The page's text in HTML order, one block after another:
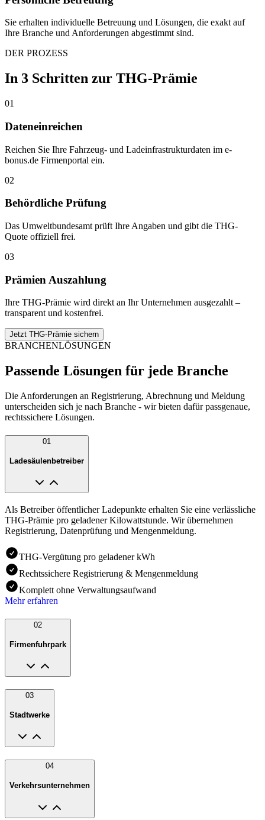
Sie erhalten individuelle Betreuung und Lösungen, die exakt auf
Ihre Branche und Anforderungen abgestimmt sind.
DER PROZESS
In 3 Schritten zur THG-Prämie
01
Dateneinreichen
Reichen Sie Ihre Fahrzeug- und Ladeinfrastrukturdaten im e-
bonus.de Firmenportal ein.
02
Behördliche Prüfung
Das Umweltbundesamt prüft Ihre Angaben und gibt die THG-
Quote offiziell frei.
03
Prämien Auszahlung
Ihre THG-Prämie wird direkt an Ihr Unternehmen ausgezahlt –
transparent und kostenfrei.
Jetzt THG-Prämie sichern
BRANCHENLÖSUNGEN
Passende Lösungen für jede Branche
Die Anforderungen an Registrierung, Abrechnung und Meldung
unterscheiden sich je nach Branche - wir bieten dafür passgenaue,
rechtssichere Lösungen.
01
Ladesäulenbetreiber
Als Betreiber öffentlicher Ladepunkte erhalten Sie eine verlässliche
THG-Prämie pro geladener Kilowattstunde. Wir übernehmen
Registrierung, Datenprüfung und Mengenmeldung.
THG-Vergütung pro geladener kWh
Rechtssichere Registrierung & Mengenmeldung
Komplett ohne Verwaltungsaufwand
Mehr erfahren
02
Firmenfuhrpark
03
Stadtwerke
04
Verkehrsunternehmen